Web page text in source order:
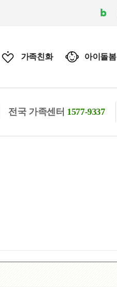
가족친화 아이돌봄
전국 가족센터 1577-9337